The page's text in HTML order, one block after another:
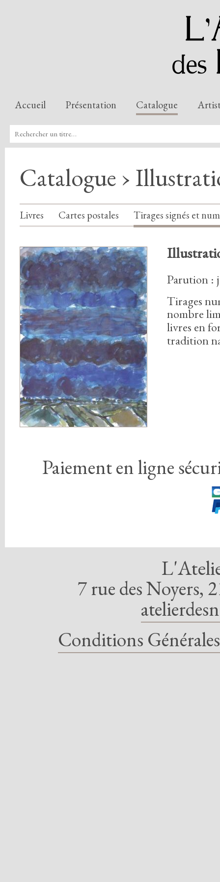
Accueil Présentation Catalogue
Catalogue ›
Livres Cartes postales Tirages signés et
Parution :
Tirages
nombre
livres en
tradition
Paiement en ligne
7 rue des Noyers,
Conditions